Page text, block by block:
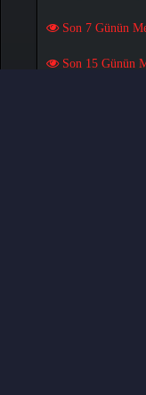
Son 7 Günün
Son 15 Günün